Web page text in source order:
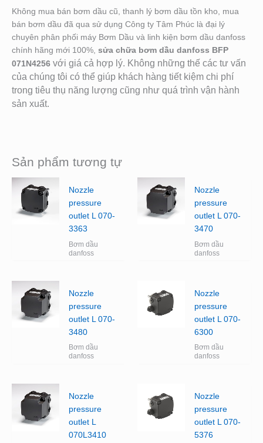
Không mua bán bơm dầu cũ, thanh lý bơm dầu tồn kho, mua
bán bơm dầu đã qua sử dụng Công ty Tâm Phúc là đại lý
chuyên phân phối máy Bơm Dầu và linh kiện bơm dầu danfoss
chính hãng mới 100%, sửa chữa bơm dầu danfoss BFP
071N4256 với giá cả hợp lý. Không những thế các tư vấn
của chúng tôi có thể giúp khách hàng tiết kiệm chi phí
trong tiêu thụ năng lượng cũng như quá trình vận hành
sản xuất.
Sản phẩm tương tự
Nozzle
pressure
outlet L 070-
3363
Bơm dầu
danfoss
Nozzle
pressure
outlet L 070-
3470
Bơm dầu
danfoss
Nozzle
pressure
outlet L 070-
3480
Bơm dầu
danfoss
Nozzle
pressure
outlet L 070-
6300
Bơm dầu
danfoss
Nozzle
pressure
outlet L
070L3410
Nozzle
pressure
outlet L 070-
5376